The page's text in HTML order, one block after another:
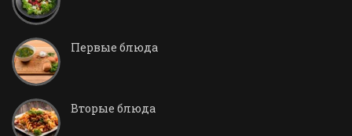
Первые блюда
Вторые блюда